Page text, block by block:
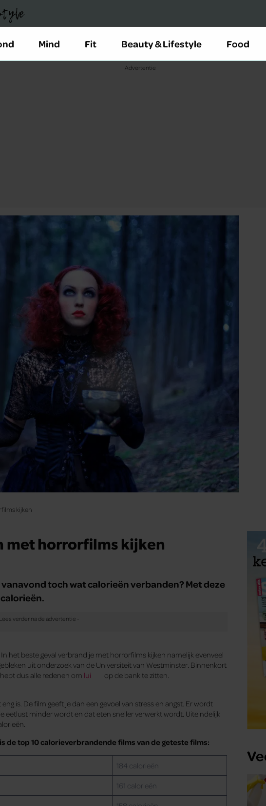
Mind Fit Beauty & Lifestyle Food
kijken
met horrorfilms kijken
toch wat calorieën verbanden? Met deze
. In het beste geval verbrand je met horrorfilms kijken namelijk evenveel
uit onderzoek van de Universiteit van Westminster. Binnenkort
dus alle redenen om lui
op de bank te zitten.
is. De film geeft je dan een gevoel van stress en angst. Er wordt
eetlust minder wordt en dat eten sneller verwerkt wordt. Uiteindelijk
de top 10 calorieverbrandende films van de geteste films:
184 calorieën
161 calorieën